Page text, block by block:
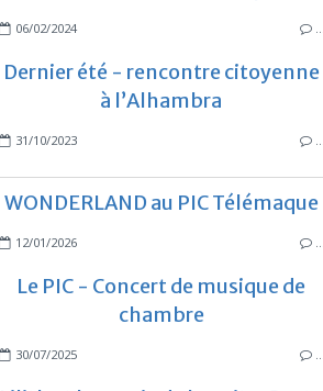
06/02/2024
Dernier été - rencontre citoyenne
à l’Alhambra
31/10/2023
WONDERLAND au PIC Télémaque
12/01/2026
Le PIC - Concert de musique de
chambre
30/07/2025